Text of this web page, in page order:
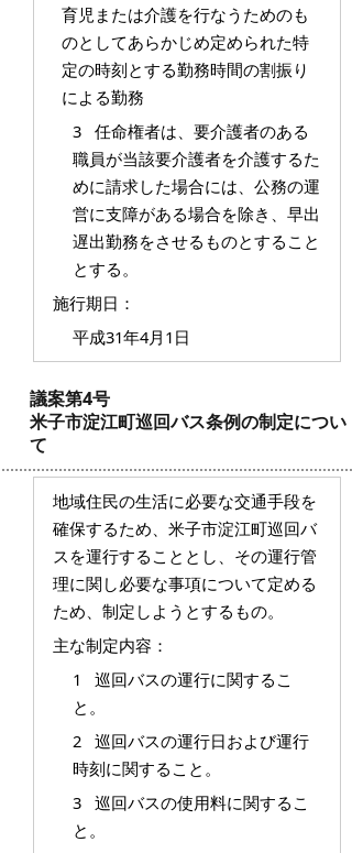
育児または介護を行なうためのも
のとしてあらかじめ定められた特
定の時刻とする勤務時間の割振り
による勤務
3 任命権者は、要介護者のある
職員が当該要介護者を介護するた
めに請求した場合には、公務の運
営に支障がある場合を除き、早出
遅出勤務をさせるものとすること
とする。
施行期日：
平成31年4月1日
議案第4号
米子市淀江町巡回バス条例の制定につい
て
地域住民の生活に必要な交通手段を
確保するため、米子市淀江町巡回バ
スを運行することとし、その運行管
理に関し必要な事項について定める
ため、制定しようとするもの。
主な制定内容：
1 巡回バスの運行に関するこ
と。
2 巡回バスの運行日および運行
時刻に関すること。
3 巡回バスの使用料に関するこ
と。